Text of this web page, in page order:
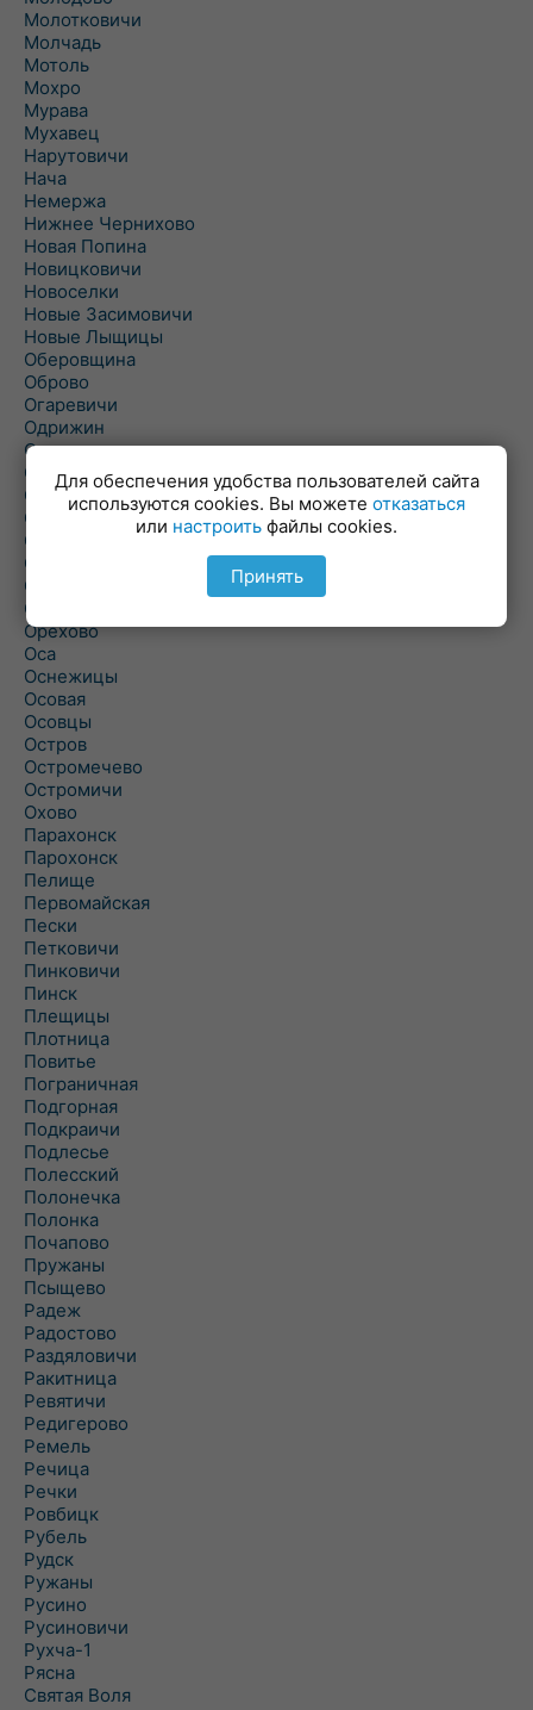
Молотковичи
Молчадь
Мотоль
Мохро
Мурава
Мухавец
Нарутовичи
Нача
Немержа
Нижнее Чернихово
Новая Попина
Новицковичи
Новоселки
Новые Засимовичи
Новые Лыщицы
Оберовщина
Оброво
Огаревичи
Одрижин
Оздамичи
Озяты
Олтуш
Ольманы
Ольпень
Ольшаны
Омельная
Ополь
Орехово
Оса
Оснежицы
Осовая
Осовцы
Остров
Остромечево
Остромичи
Охово
Парахонск
Парохонск
Пелище
Первомайская
Пески
Петковичи
Пинковичи
Пинск
Плещицы
Плотница
Повитье
Пограничная
Подгорная
Подкраичи
Подлесье
Полесский
Полонечка
Полонка
Почапово
Пружаны
Псыщево
Радеж
Радостово
Раздяловичи
Ракитница
Ревятичи
Редигерово
Ремель
Речица
Речки
Ровбицк
Рубель
Рудск
Ружаны
Русино
Русиновичи
Рухча-1
Рясна
Святая Воля
Для обеспечения удобства пользователей сайта
используются cookies. Вы можете отказаться
или настроить файлы cookies.
Принять